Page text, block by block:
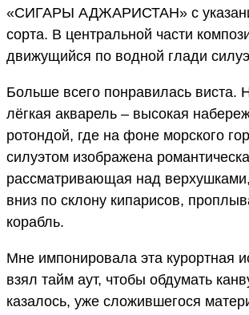
«СИГАРЫ АДЖАРИСТАН» с
сорта. В центральной части
движущийся по водной глади
Больше всего понравилась виста.
лёгкая акварель – высокая
ротондой, где на фоне морского
силуэтом изображена
рассматривающая над
вниз по склону кипарисов,
корабль.
Мне импонировала эта курортная
взял тайм аут, чтобы обдумать
казалось, уже сложившегося